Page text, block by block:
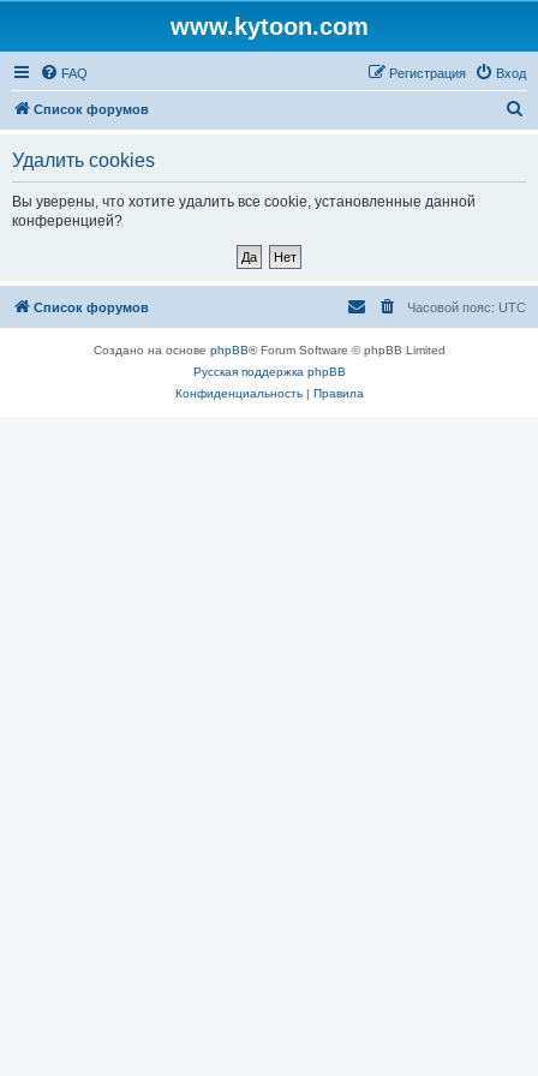
www.kytoon.com
FAQ Вход
Регистрация
Список форумов
Удалить cookies
Вы уверены, что хотите удалить все cookie, установленные данной
конференцией?
Список форумов Часовой пояс: UTC
Создано на основе phpBB® Forum Software © phpBB Limited
Русская поддержка phpBB
Конфиденциальность| Правила